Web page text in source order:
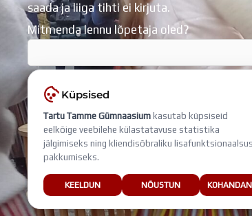
saada ja liiga tihti ei kirjuta.
Mitmenda lennu lõpetaja oled?
Sisesta e-mail, millega liitud
Küpsised
Tartu Tamme Gümnaasium kasutab küpsiseid
eelkõige veebilehe külastatavuse statistika
jälgimiseks ning kliendisõbraliku
pakkumiseks.
KEELDUN NÕUSTUN KOHANDAN